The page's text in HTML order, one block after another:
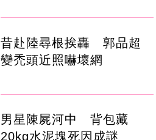
昔赴陸尋根挨轟 郭品超
變禿頭近照嚇壞網
男星陳屍河中 背包藏
20kg水泥塊死因成謎